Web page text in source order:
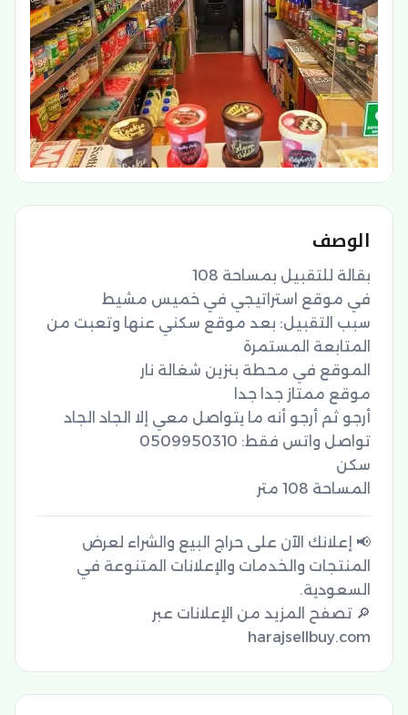
الوصف
المساحة 108 متر
📢 إعلانك الآن على حراج البيع والشراء لعرض
المنتجات والخدمات والإعلانات المتنوعة في
🔎 تصفح المزيد من الإعلانات عبر
harajsellbuy.com